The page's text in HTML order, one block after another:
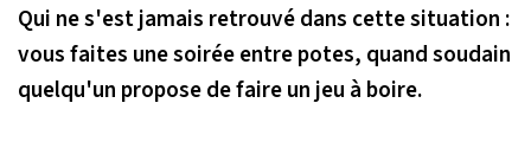
Qui ne s'est jamais retrouvé dans cette situation :
vous faites une soirée entre potes, quand soudain
quelqu'un propose de faire un jeu à boire.